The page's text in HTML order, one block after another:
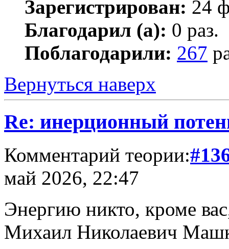
Зарегистрирован: 24
Благодарил (а): 0 раз.
Поблагодарили: 267
Вернуться наверх
Re: инерционный
Комментарий теории:
май 2026, 22:47
Энергию никто, кроме
Михаил Николаевич